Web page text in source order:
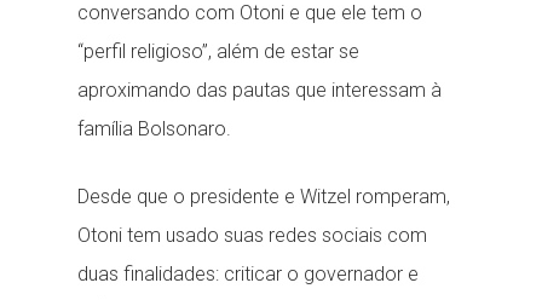
conversando com Otoni e que ele tem o
“perfil religioso”, além de estar se
aproximando das pautas que interessam à
família Bolsonaro.
Desde que o presidente e Witzel romperam,
Otoni tem usado suas redes sociais com
duas finalidades: criticar o governador e